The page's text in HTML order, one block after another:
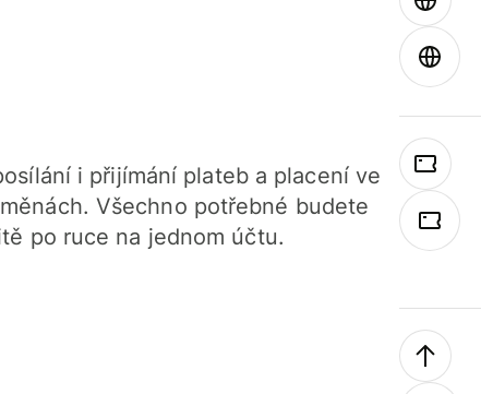
i přijímání plateb a placení ve
Všechno potřebné budete
po ruce na jednom účtu.